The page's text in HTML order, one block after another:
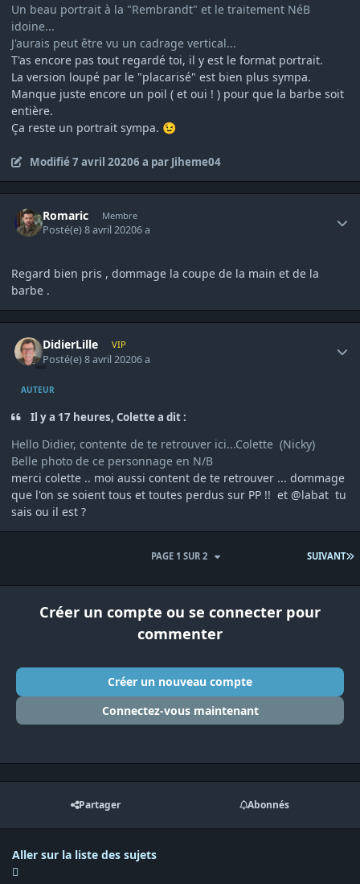
Un beau portrait à la "Rembrandt" et le traitement NéB
idoine...
J'aurais peut être vu un cadrage vertical...
T'as encore pas tout regardé toi, il y est le format portrait.
La version loupé par le "placarisé" est bien plus sympa.
Manque juste encore un poil ( et oui ! ) pour que la barbe soit
entière.
Ça reste un portrait sympa. 😉
Modifié7 avril 20206 a par Jiheme04
Romaric Membre
Posté(e)8 avril 20206 a
Regard bien pris , dommage la coupe de la main et de la
barbe .
DidierLille VIP
Posté(e)8 avril 20206 a
AUTEUR
Il y a 17 heures, Colette a dit :
Hello Didier, contente de te retrouver ici...Colette (Nicky)
Belle photo de ce personnage en N/B
merci colette .. moi aussi content de te retrouver ... dommage
que l'on se soient tous et toutes perdus sur PP !! et @labat tu
sais ou il est ?
SUIVANT
PAGE 1 SUR 2
Créer un compte ou se connecter pour
commenter
Créer un nouveau compte
Connectez-vous maintenant
Partager Abonnés
Aller sur la liste des sujets